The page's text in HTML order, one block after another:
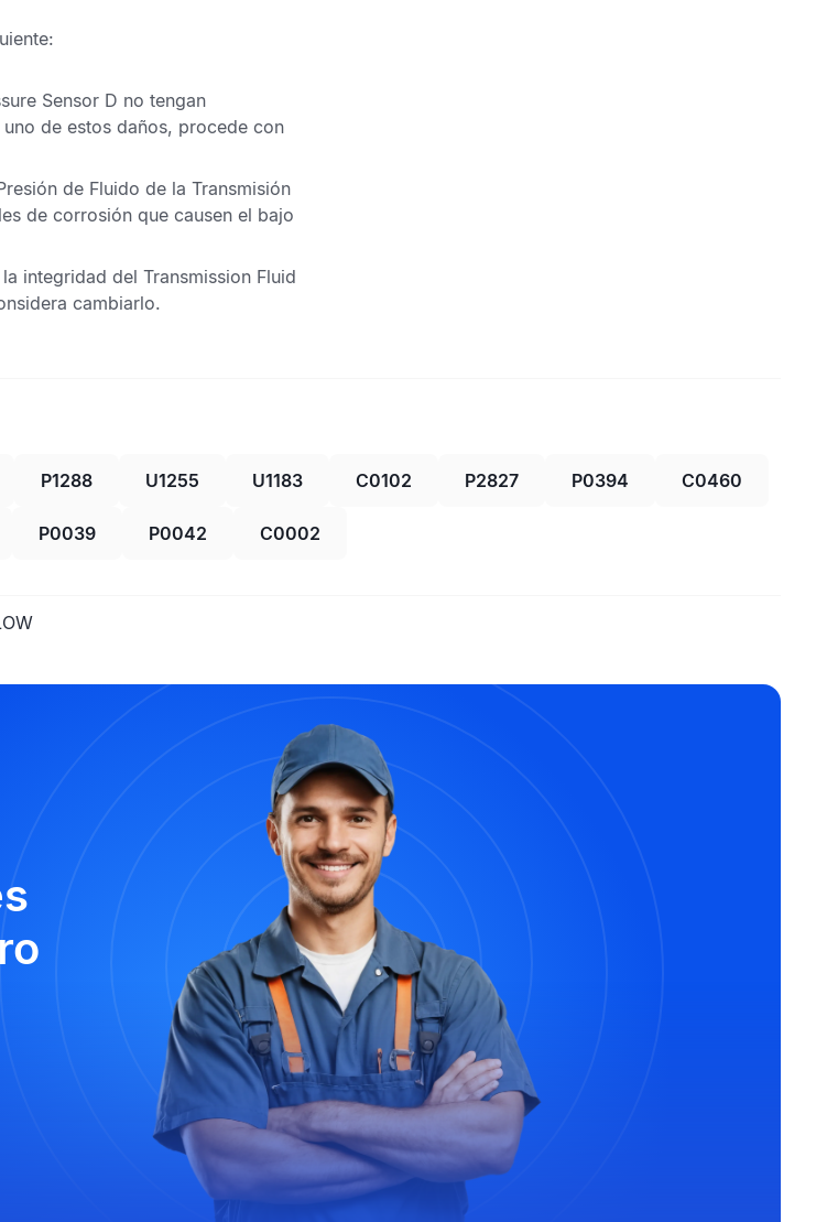
Sensor D no tengan
de estos daños, procede con
de Fluido de la Transmisión
de corrosión que causen el bajo
integridad del Transmission Fluid
cambiarlo.
P1288 U1255 U1183 C0102 P2827 P0394 C0460
P0039 P0042 C0002